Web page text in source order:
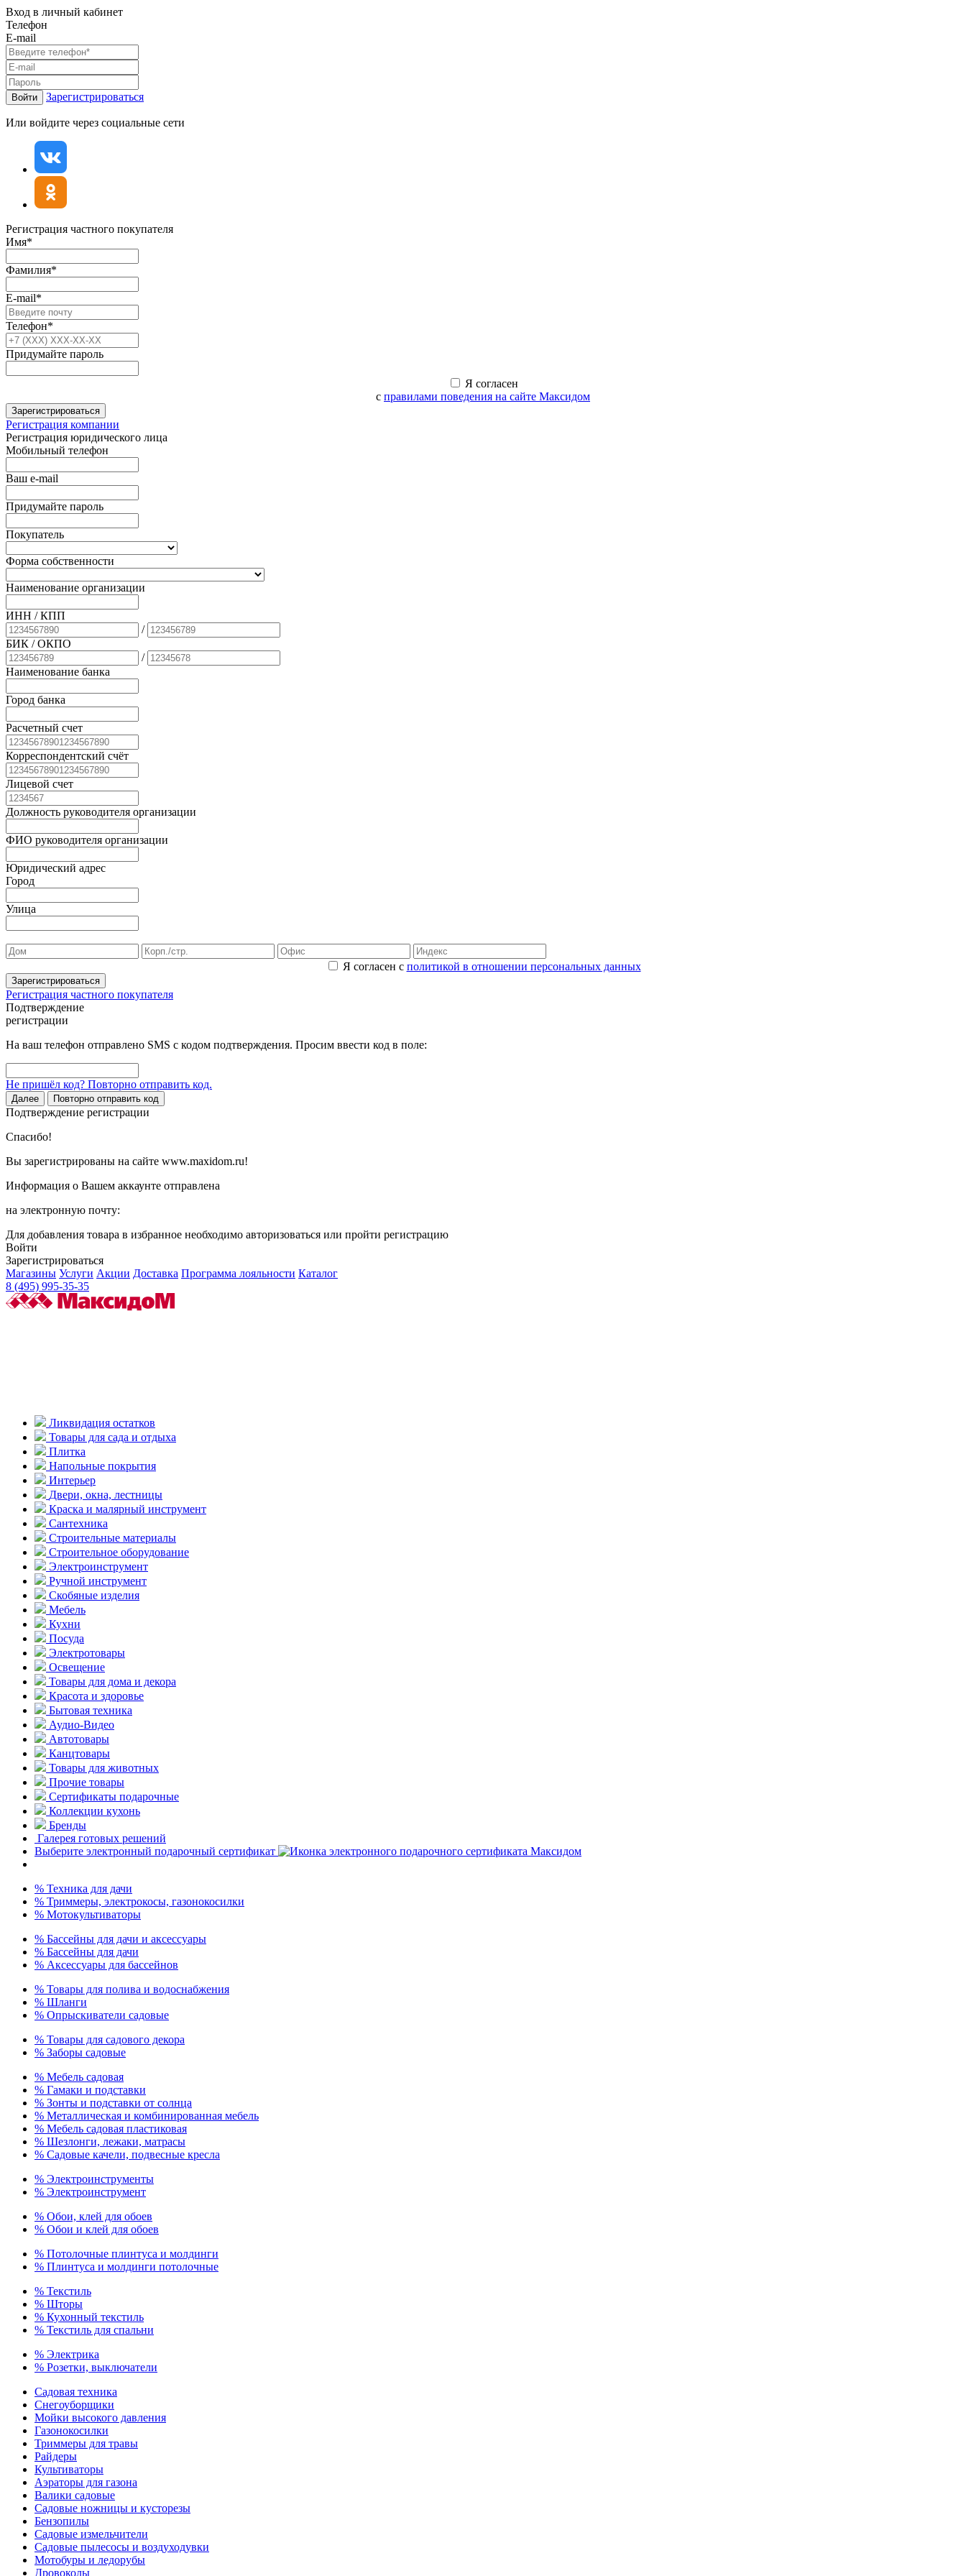
Вход в личный кабинет
Телефон
E-mail
Войти Зарегистрироваться
Или войдите через социальные сети
Регистрация частного покупателя
Имя*
Фамилия*
E-mail*
Телефон*
Придумайте пароль
Я согласен
с правилами поведения на сайте Максидом
Зарегистрироваться
Регистрация компании
Регистрация юридического лица
Мобильный телефон
Ваш e-mail
Придумайте пароль
Покупатель
Форма собственности
Наименование организации
ИНН / КПП
/
БИК / ОКПО
/
Наименование банка
Город банка
Расчетный счет
Корреспондентский счёт
Лицевой счет
Должность руководителя организации
ФИО руководителя организации
Юридический адрес
Город
Улица
Я согласен с политикой в отношении персональных данных
Зарегистрироваться
Регистрация частного покупателя
Подтверждение
регистрации
На ваш телефон отправлено SMS с кодом подтверждения. Просим ввести код в поле:
Не пришёл код? Повторно отправить код.
Далее Повторно отправить код
Подтверждение регистрации
Спасибо!
Вы зарегистрированы на сайте www.maxidom.ru!
Информация о Вашем аккаунте отправлена
на электронную почту:
Для добавления товара в избранное необходимо авторизоваться или пройти регистрацию
Войти
Зарегистрироваться
Магазины Услуги Акции Доставка Программа лояльности Каталог
8 (495) 995-35-35
Ликвидация остатков
Товары для сада и отдыха
Плитка
Напольные покрытия
Интерьер
Двери, окна, лестницы
Краска и малярный инструмент
Сантехника
Строительные материалы
Строительное оборудование
Электроинструмент
Ручной инструмент
Скобяные изделия
Мебель
Кухни
Посуда
Электротовары
Освещение
Товары для дома и декора
Красота и здоровье
Бытовая техника
Аудио-Видео
Автотовары
Канцтовары
Товары для животных
Прочие товары
Сертификаты подарочные
Коллекции кухонь
Бренды
Галерея готовых решений
Выберите электронный подарочный сертификат
% Техника для дачи
% Триммеры, электрокосы, газонокосилки
% Мотокультиваторы
% Бассейны для дачи и аксессуары
% Бассейны для дачи
% Аксессуары для бассейнов
% Товары для полива и водоснабжения
% Шланги
% Опрыскиватели садовые
% Товары для садового декора
% Заборы садовые
% Мебель садовая
% Гамаки и подставки
% Зонты и подставки от солнца
% Металлическая и комбинированная мебель
% Мебель садовая пластиковая
% Шезлонги, лежаки, матрасы
% Садовые качели, подвесные кресла
% Электроинструменты
% Электроинструмент
% Обои, клей для обоев
% Обои и клей для обоев
% Потолочные плинтуса и молдинги
% Плинтуса и молдинги потолочные
% Текстиль
% Шторы
% Кухонный текстиль
% Текстиль для спальни
% Электрика
% Розетки, выключатели
Садовая техника
Снегоуборщики
Мойки высокого давления
Газонокосилки
Триммеры для травы
Райдеры
Культиваторы
Аэраторы для газона
Валики садовые
Садовые ножницы и кусторезы
Бензопилы
Садовые измельчители
Садовые пылесосы и воздуходувки
Мотобуры и ледорубы
Дровоколы